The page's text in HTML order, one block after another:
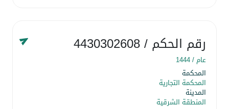
رقم الحكم/ 4430302608
عام /1444
المحكمة
المحكمة التجارية
المدينة
المنطقة الشرقية